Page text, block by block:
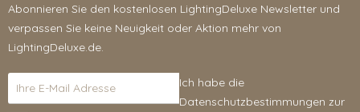
Abonnieren Sie den kostenlosen LightingDeluxe Newsletter und
verpassen Sie keine Neuigkeit oder Aktion mehr von
LightingDeluxe.de.
Ich habe die
Datenschutzbestimmungen zur